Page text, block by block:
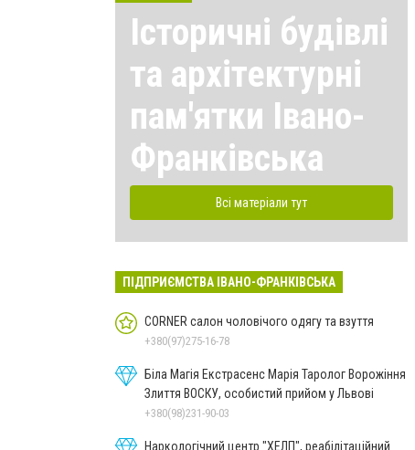
Історичні будівлі
та архітектурні
пам'ятки Івано-
Франківська
Всі матеріали тут
ПІДПРИЄМСТВА ІВАНО-ФРАНКІВСЬКА
CORNER салон чоловічого одягу та взуття
+380(97)275-16-78
Біла Магія Екстрасенс Марія Таролог Ворожіння
Злиття ВОСКУ, особистий прийом у Львові
+380(98)231-90-03
Наркологічний центр "ХЕЛП", реабілітаційний